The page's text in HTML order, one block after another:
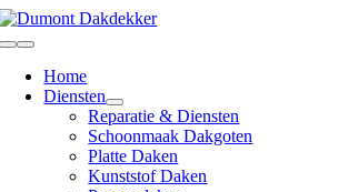
Skip
to
Toggle
NavigationHome
Diensten
Reparatie & Diensten
Schoonmaak Dakgoten
Platte Daken
Kunststof Daken